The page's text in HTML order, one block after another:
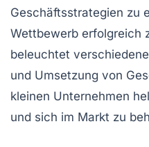
Geschäftsstrategien zu
Wettbewerb erfolgreich
beleuchtet
und Umsetzung von
kleinen Unternehmen
und sich im Markt zu